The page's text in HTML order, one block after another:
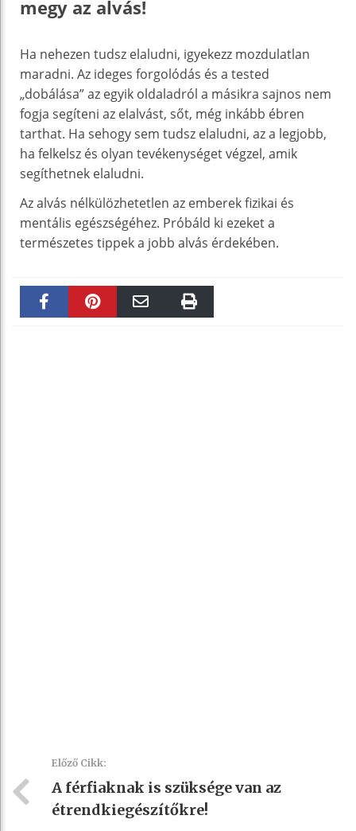
megy az alvás!
Ha nehezen tudsz elaludni, igyekezz mozdulatlan
maradni. Az ideges forgolódás és a tested
„dobálása” az egyik oldaladról a másikra sajnos nem
fogja segíteni az elalvást, sőt, még inkább ébren
tarthat. Ha sehogy sem tudsz elaludni, az a legjobb,
ha felkelsz és olyan tevékenységet végzel, amik
segíthetnek elaludni.
Az alvás nélkülözhetetlen az emberek fizikai és
mentális egészségéhez. Próbáld ki ezeket a
természetes tippek a jobb alvás érdekében.
Előző Cikk:
A férfiaknak is szüksége van az
étrendkiegészítőkre!